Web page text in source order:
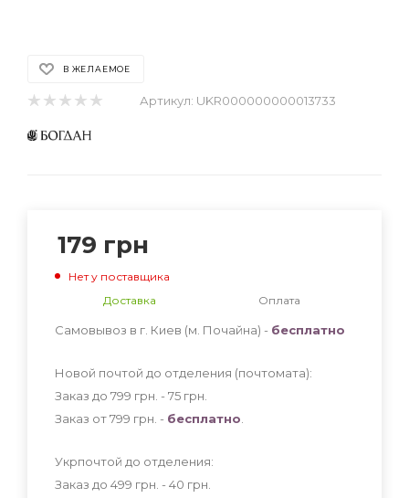
В ЖЕЛАЕМОЕ
Артикул: UKR000000000013733
179 грн
Нет у поставщика
Доставка
Оплата
Самовывоз в г. Киев (м. Почайна) - бесплатно
Новой почтой до отделения (почтомата):
Заказ до 799 грн. - 75 грн
Заказ от 799 грн. - бесплатно
Укрпочтой до отделения:
Заказ до 499 грн. - 40 грн